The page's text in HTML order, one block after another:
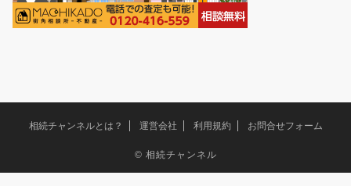
相続チャンネルとは？ 運営会社 利用規約 お問合せフォーム
© 相続チャンネル